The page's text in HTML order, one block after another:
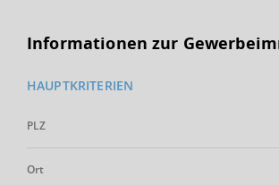
Informationen zur
HAUPTKRITERIEN
PLZ
Ort